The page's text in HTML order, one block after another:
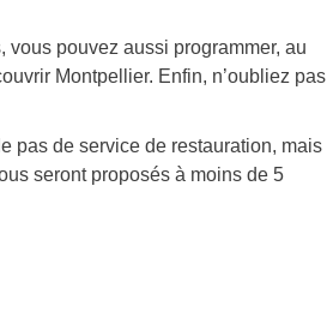
pouvez aussi programmer, au
Montpellier. Enfin, n’oubliez pas
pas de service de restauration, mais
seront proposés à moins de 5